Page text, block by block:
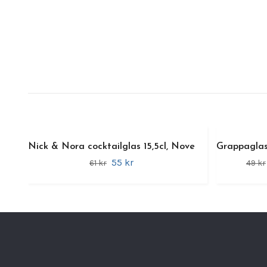
Nick & Nora cocktailglas 15,5cl, Nove
61 kr 55 kr 49 kr